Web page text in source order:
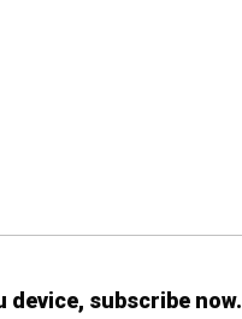
device, subscribe now.